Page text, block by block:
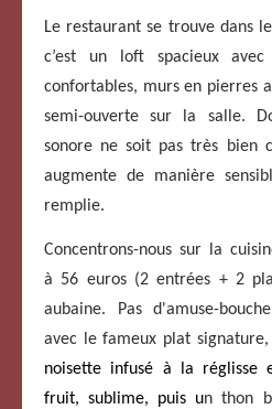
Le restaurant se trouve dans
c’est un loft spacieux
confortables, murs en pierres
semi-ouverte sur la salle.
sonore ne soit pas très bien
augmente de manière
remplie.
Concentrons-nous sur la
à 56 euros (2 entrées + 2
aubaine. Pas d'amuse-
avec le fameux plat signature,
noisette infusé à la réglisse
fruit, sublime, puis un thon